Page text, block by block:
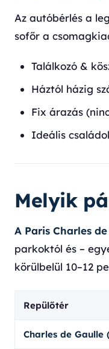
Az autóbérlés a
sofőr a
Találkozó &
Háztól házig
Fix árazás
Ideális
Melyik
A Paris Charles
parkoktól és –
körülbelül 10–12
Repülőtér
Charles de Gaulle